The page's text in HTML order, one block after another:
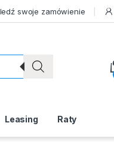
swoje zamówienie
Leasing Raty